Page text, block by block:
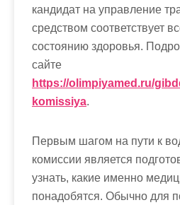
кандидат на управление
средством соответствует
состоянию здоровья.
сайте
https://olimpiyamed.ru/
komissiya.
Первым шагом на пути к
комиссии является
узнать, какие именно
понадобятся. Обычно для